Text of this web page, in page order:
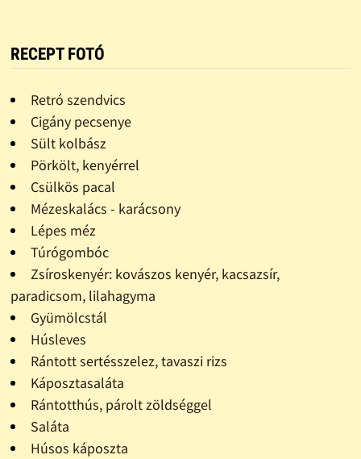
RECEPT FOTÓ
Retró szendvics
Cigány pecsenye
Sült kolbász
Pörkölt, kenyérrel
Csülkös pacal
Mézeskalács - karácsony
Lépes méz
Túrógombóc
Zsíroskenyér: kovászos kenyér, kacsazsír,
paradicsom, lilahagyma
Gyümölcstál
Húsleves
Rántott sertésszelez, tavaszi rizs
Káposztasaláta
Rántotthús, párolt zöldséggel
Saláta
Húsos káposzta